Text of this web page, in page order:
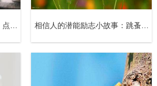
“先生们，现在就餐时间已经结束，
关于自信的励志哲理小故事：点一盏心灯 相信人的潜能励志小故事：跳蚤的弹跳力